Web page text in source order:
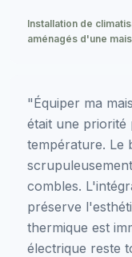
Installation de
aménagés d'une
"Équiper ma
était une priorité
température. Le
combles.
préserve
thermique est
électrique reste